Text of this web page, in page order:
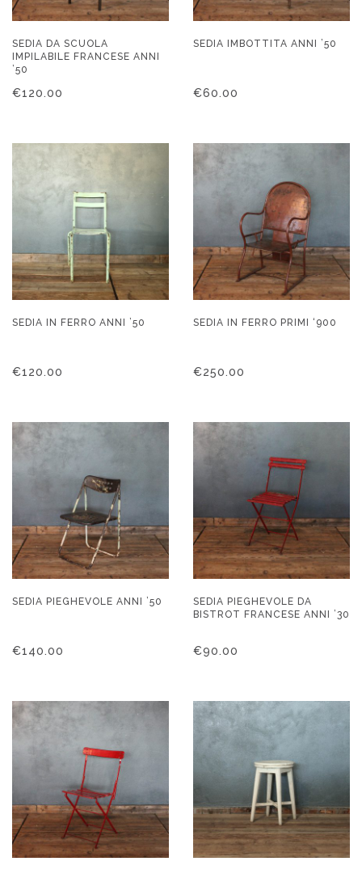
SEDIA DA SCUOLA
IMPILABILE FRANCESE ANNI
’50
€120.00
SEDIA IMBOTTITA ANNI ’50
€60.00
SEDIA IN FERRO ANNI ’50
€120.00
SEDIA IN FERRO PRIMI ‘900
€250.00
SEDIA PIEGHEVOLE ANNI ’50
€140.00
SEDIA PIEGHEVOLE DA
BISTROT FRANCESE ANNI ’30
€90.00